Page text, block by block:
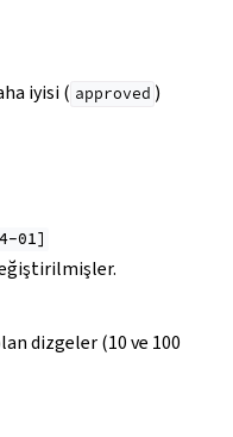
iyisi ( approved )
01]
dizgeler (10 ve 100